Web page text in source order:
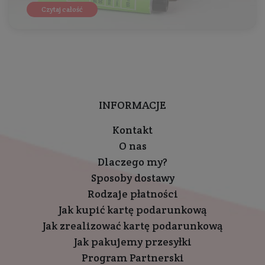
Czytaj całość
INFORMACJE
Kontakt
O nas
Dlaczego my?
Sposoby dostawy
Rodzaje płatności
Jak kupić kartę podarunkową
Jak zrealizować kartę podarunkową
Jak pakujemy przesyłki
Program Partnerski